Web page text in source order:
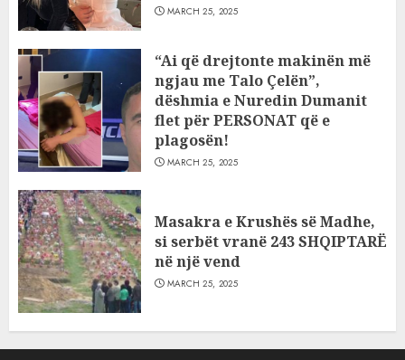
MARCH 25, 2025
“Ai që drejtonte makinën më
ngjau me Talo Çelën”,
dëshmia e Nuredin Dumanit
flet për PERSONAT që e
plagosën!
MARCH 25, 2025
Masakra e Krushës së Madhe,
si serbët vranë 243 SHQIPTARË
në një vend
MARCH 25, 2025